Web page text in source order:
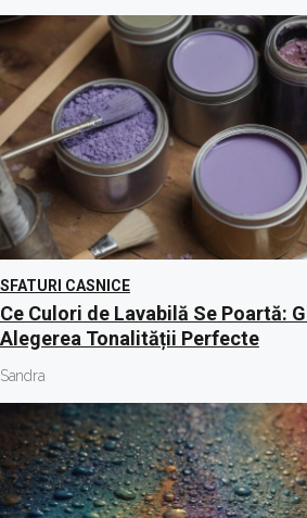
SFATURI CASNICE
Ce Culori de Lavabilă Se Poartă:
Alegerea Tonalității Perfecte
Sandra